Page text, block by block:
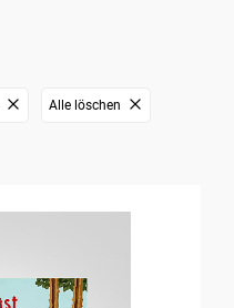
Alle löschen